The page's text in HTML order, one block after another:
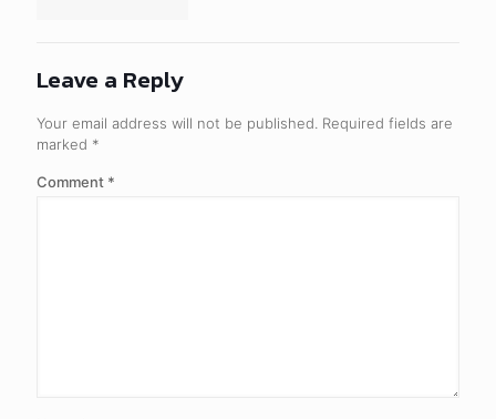
Leave a Reply
Your email address will not be published. Required fields are
marked *
Comment *